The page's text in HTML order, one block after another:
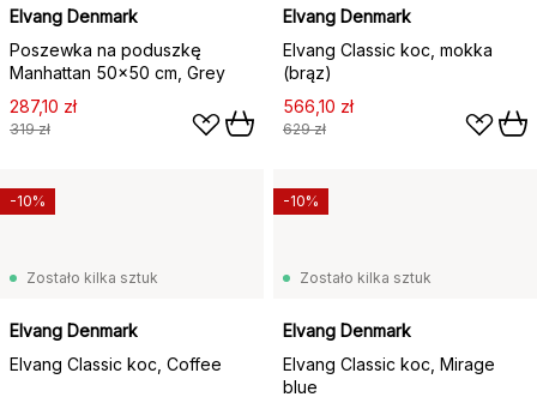
Elvang Denmark
Poszewka na poduszkę
Manhattan 50x50 cm, Grey
287,10 zł
319 zł
Elvang Denmark
Elvang Classic koc, mokka
(brąz)
566,10 zł
629 zł
Zostało kilka sztuk
Elvang Denmark
Elvang Classic koc, Coffee
-10%
Zostało kilka sztuk
Elvang Denmark
Elvang Classic koc, Mirage
blue
-10%